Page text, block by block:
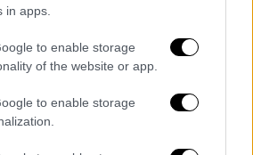
in apps.
to enable storage
of the website or app.
to enable storage